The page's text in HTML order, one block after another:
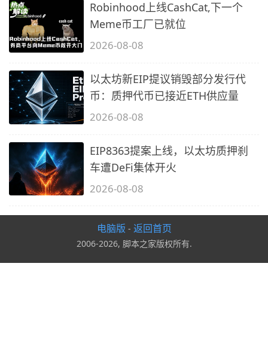
Robinhood上线CashCat,下一个
Meme币工厂已就位
2026-08-08
以太坊新EIP提议销毁部分发行代
币：质押代币已接近ETH供应量
2026-08-08
EIP8363提案上线，以太坊质押刹
车遭DeFi集体开火
2026-08-08
电脑版 - 返回首页
2006-2026, 脚本之家版权所有.